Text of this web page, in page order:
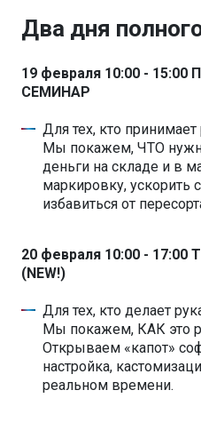
Два дня
19 февраля 10:00 -
СЕМИНАР
Для тех, кто
Мы покажем, ЧТО
деньги на складе и в
маркировку, ускорить
избавиться от
20 февраля 10:00 -
(NEW!)
Для тех, кто делает
Мы покажем, КАК это
Открываем «капот»
настройка,
реальном времени.